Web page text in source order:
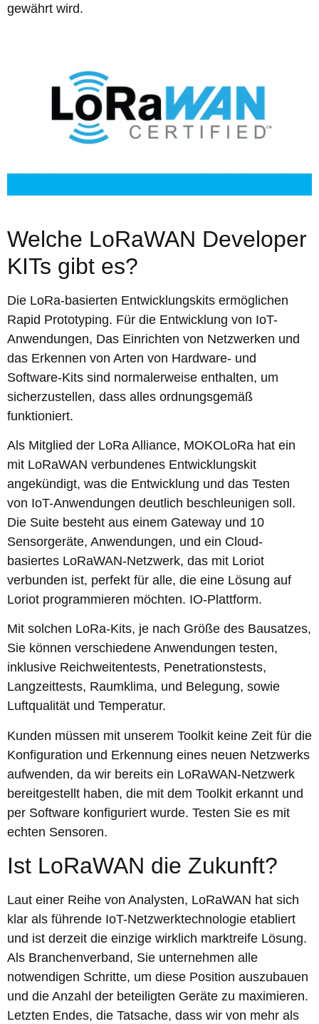
gewährt wird.
Welche LoRaWAN Developer
KITs gibt es?
Die LoRa-basierten Entwicklungskits ermöglichen
Rapid Prototyping. Für die Entwicklung von IoT-
Anwendungen, Das Einrichten von Netzwerken und
das Erkennen von Arten von Hardware- und
Software-Kits sind normalerweise enthalten, um
sicherzustellen, dass alles ordnungsgemäß
funktioniert.
Als Mitglied der LoRa Alliance, MOKOLoRa hat ein
mit LoRaWAN verbundenes Entwicklungskit
angekündigt, was die Entwicklung und das Testen
von IoT-Anwendungen deutlich beschleunigen soll.
Die Suite besteht aus einem Gateway und 10
Sensorgeräte, Anwendungen, und ein Cloud-
basiertes LoRaWAN-Netzwerk, das mit Loriot
verbunden ist, perfekt für alle, die eine Lösung auf
Loriot programmieren möchten. IO-Plattform.
Mit solchen LoRa-Kits, je nach Größe des Bausatzes,
Sie können verschiedene Anwendungen testen,
inklusive Reichweitentests, Penetrationstests,
Langzeittests, Raumklima, und Belegung, sowie
Luftqualität und Temperatur.
Kunden müssen mit unserem Toolkit keine Zeit für die
Konfiguration und Erkennung eines neuen Netzwerks
aufwenden, da wir bereits ein LoRaWAN-Netzwerk
bereitgestellt haben, die mit dem Toolkit erkannt und
per Software konfiguriert wurde. Testen Sie es mit
echten Sensoren.
Ist LoRaWAN die Zukunft?
Laut einer Reihe von Analysten, LoRaWAN hat sich
klar als führende IoT-Netzwerktechnologie etabliert
und ist derzeit die einzige wirklich marktreife Lösung.
Als Branchenverband, Sie unternehmen alle
notwendigen Schritte, um diese Position auszubauen
und die Anzahl der beteiligten Geräte zu maximieren.
Letzten Endes, die Tatsache, dass wir von mehr als